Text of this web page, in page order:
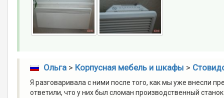
Ольга> Корпусная мебель и шкафы >
Я разговаривала с ними после того, как мы уже внесли
ответили, что у них был сломан производственный